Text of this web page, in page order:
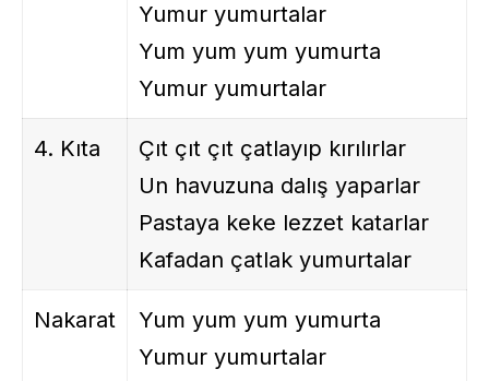
Yumur yumurtalar
Yum yum yum yumurta
Yumur yumurtalar
4. Kıta
Çıt çıt çıt çatlayıp kırılırlar
Un havuzuna dalış yaparlar
Pastaya keke lezzet katarlar
Kafadan çatlak yumurtalar
Nakarat
Yum yum yum yumurta
Yumur yumurtalar